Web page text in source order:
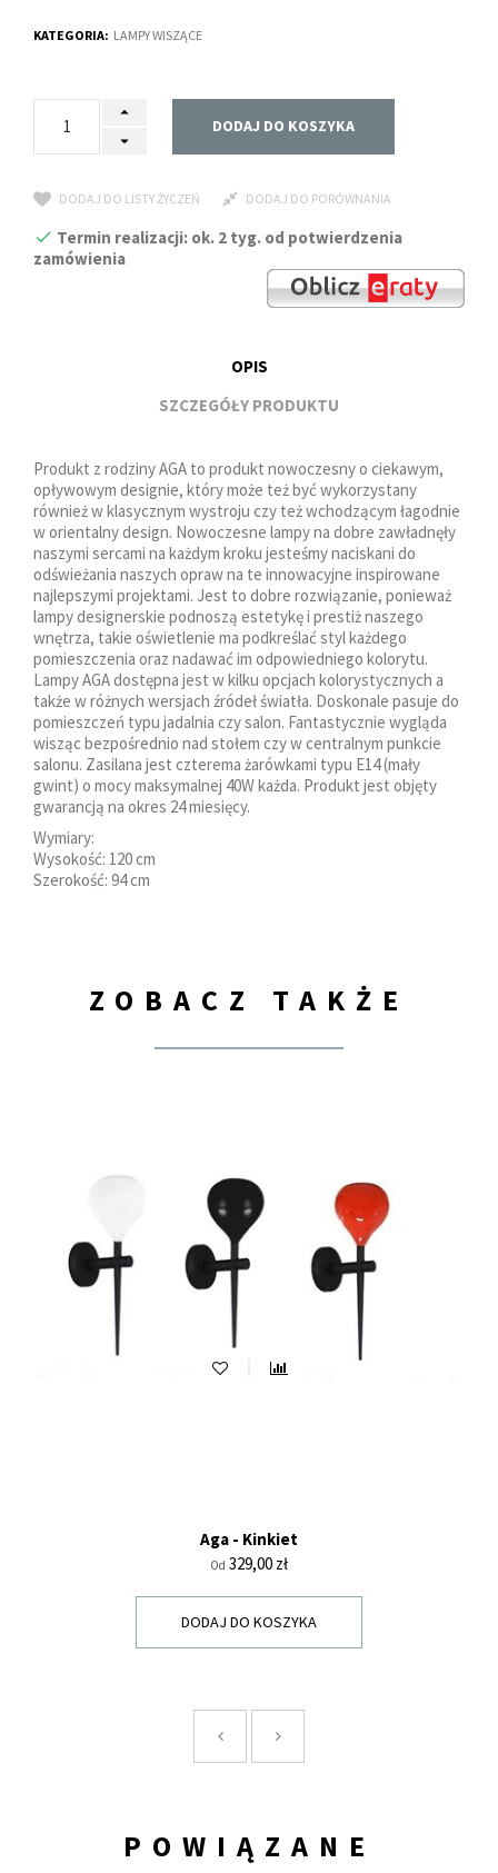
KATEGORIA: LAMPY WISZĄCE
DODAJ DO KOSZYKA
DODAJ DO LISTY ŻYCZEŃ DODAJ DO PORÓWNANIA
Termin realizacji: ok. 2 tyg. od potwierdzenia
zamówienia
OPIS
SZCZEGÓŁY PRODUKTU
Produkt z rodziny AGA to produkt nowoczesny o ciekawym,
opływowym designie, który może też być wykorzystany
również w klasycznym wystroju czy też wchodzącym łagodnie
w orientalny design. Nowoczesne lampy na dobre zawładnęły
naszymi sercami na każdym kroku jesteśmy naciskani do
odświeżania naszych opraw na te innowacyjne inspirowane
najlepszymi projektami. Jest to dobre rozwiązanie, ponieważ
lampy designerskie podnoszą estetykę i prestiż naszego
wnętrza, takie oświetlenie ma podkreślać styl każdego
pomieszczenia oraz nadawać im odpowiedniego kolorytu.
Lampy AGA dostępna jest w kilku opcjach kolorystycznych a
także w różnych wersjach źródeł światła. Doskonale pasuje do
pomieszczeń typu jadalnia czy salon. Fantastycznie wygląda
wisząc bezpośrednio nad stołem czy w centralnym punkcie
salonu. Zasilana jest czterema żarówkami typu E14 (mały
gwint) o mocy maksymalnej 40W każda. Produkt jest objęty
gwarancją na okres 24 miesięcy.
Wymiary:
Wysokość: 120 cm
Szerokość: 94 cm
ZOBACZ TAKŻE
Aga - Kinkiet
Od Cena
329,00 zł
DODAJ DO KOSZYKA
POWIĄZANE